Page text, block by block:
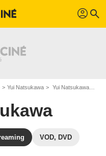
profil search
Yui Natsukawa Yui Natsukawa : Films et séries online
VOD, DVD